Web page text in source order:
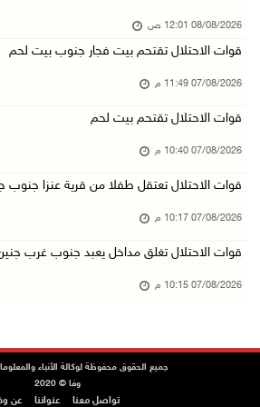
مستعمرون يهاجمون قرية أبو نجيم
07/آب/2026 08:08 م
مستعمرون يهاجمون مساكن المواطنين في
07/آب/2026 07:09 م
بعد تجديد منع زيارات المعتقلين: أبو الحمص
(محدث) نابلس: إصابة مواطن واعتقاله إثر
07/آب/2026 06:04 م
07/آب/2026 05:25 م
08/08/2026 12:01 ص
قوات الاحتلال تقتحم بيت فجار جنوب بيت لحم
07/08/2026 11:49 م
قوات الاحتلال تقتحم بيت لحم
07/08/2026 10:40 م
قوات الاحتلال تعتقل طفلا من قرية عنزا جنوب
07/08/2026 10:17 م
قوات الاحتلال تغلق مداخل يعبد جنوب غرب
07/08/2026 10:15 م
جميع الحقوق محفوظة لوكالة الأنباء
وفا © 2020
تواصل معنا عنواننا عن